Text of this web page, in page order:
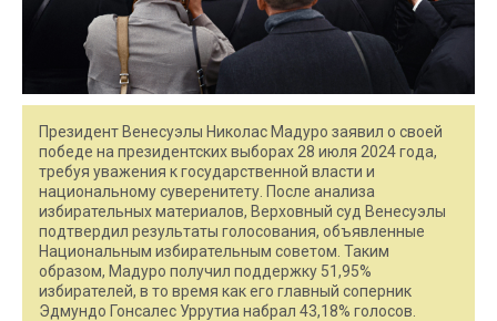
Президент Венесуэлы Николас Мадуро заявил о своей
победе на президентских выборах 28 июля 2024 года,
требуя уважения к государственной власти и
национальному суверенитету. После анализа
избирательных материалов, Верховный суд Венесуэлы
подтвердил результаты голосования, объявленные
Национальным избирательным советом. Таким
образом, Мадуро получил поддержку 51,95%
избирателей, в то время как его главный соперник
Эдмундо Гонсалес Уррутиа набрал 43,18% голосов.